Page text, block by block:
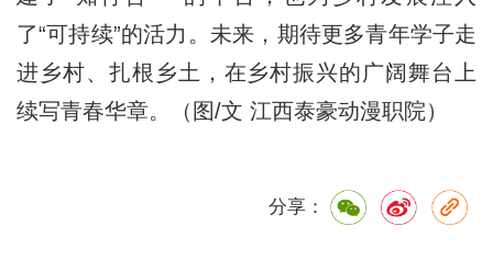
了“可持续”的活力。未来，期待更多青年学子走
进乡村、扎根乡土，在乡村振兴的广阔舞台上
续写青春华章。（图/文 江西泰豪动漫职院）
分享：